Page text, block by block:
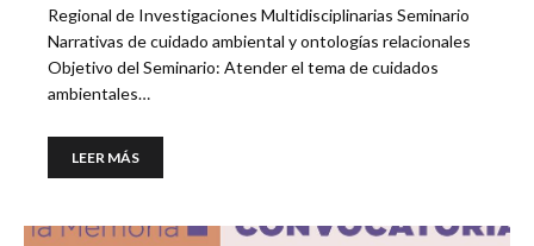
Regional de Investigaciones Multidisciplinarias Seminario
Narrativas de cuidado ambiental y ontologías relacionales
Objetivo del Seminario: Atender el tema de cuidados
ambientales…
LEER MÁS